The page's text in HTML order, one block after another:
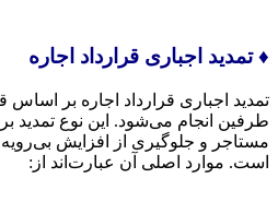
♦️ تمدید اجباری قرارداد اجاره
تمدید اجباری قرارداد اجاره بر اساس
طرفین انجام می‌شود. این نوع تمدید
مستاجر و جلوگیری از افزایش
است. موارد اصلی آن عبارت‌اند از: